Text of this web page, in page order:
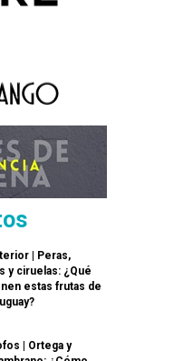
| Peras,
y ciruelas: ¿Qué
estas frutas de
| Ortega y